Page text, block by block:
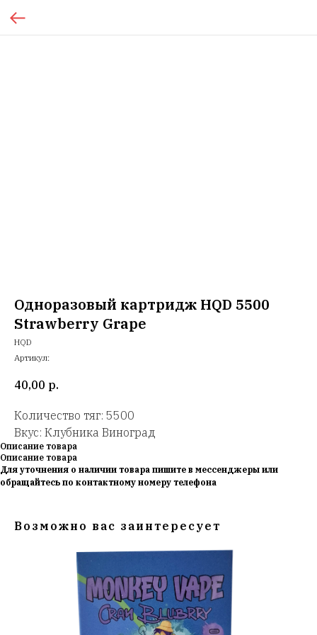
Одноразовый картридж HQD 5500
Strawberry Grape
HQD
Артикул:
40,00 р.
Количество тяг: 5500
Вкус: Клубника Виноград
Описание товара
Описание товара
Для уточнения о наличии товара пишите в мессенджеры или
обращайтесь по контактному номеру телефона
Возможно вас заинтересует